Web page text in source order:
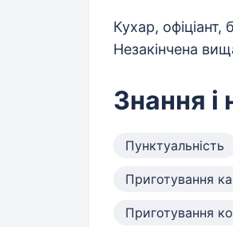
Кухар,
Незакінчена
Знання і
Пунктуальність
Приготування
Приготування